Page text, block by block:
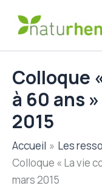
Colloque
à 60 ans
2015
Accueil
Les
Colloque « La vie
mars 2015